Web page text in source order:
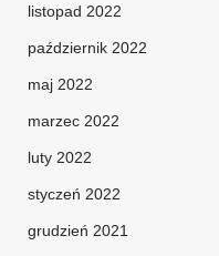
listopad 2022
październik 2022
maj 2022
marzec 2022
luty 2022
styczeń 2022
grudzień 2021